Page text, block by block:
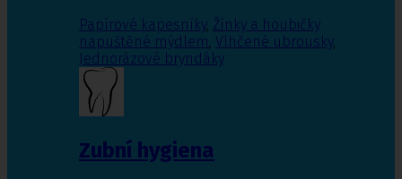
Papírové kapesníky, Žínky a houbičky
napuštěné mýdlem, Vlhčené ubrousky,
Jednorázové bryndáky
Zubní hygiena